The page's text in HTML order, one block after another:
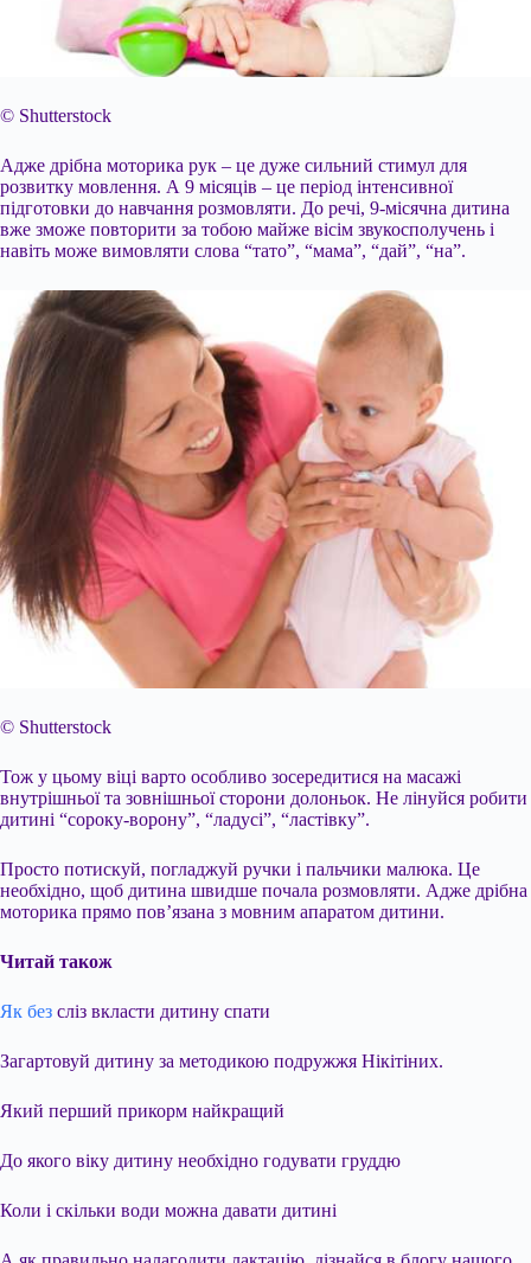
© Shutterstock
Адже дрібна моторика рук – це дуже сильний стимул для
розвитку мовлення. А 9 місяців – це період інтенсивної
підготовки до навчання розмовляти. До речі, 9-місячна дитина
вже зможе повторити за тобою майже вісім звукосполучень і
навіть може вимовляти слова “тато”, “мама”, “дай”, “на”.
© Shutterstock
Тож у цьому віці варто особливо зосередитися на масажі
внутрішньої та зовнішньої сторони долоньок. Не лінуйся робити
дитині “сороку-ворону”, “ладусі”, “ластівку”.
Просто потискуй, погладжуй ручки і пальчики малюка. Це
необхідно, щоб дитина швидше почала розмовляти. Адже дрібна
моторика прямо пов’язана з мовним апаратом дитини.
Читай також
Як без сліз вкласти дитину спати
Загартовуй дитину за методикою подружжя Нікітіних.
Який перший прикорм найкращий
До якого віку дитину необхідно годувати груддю
Коли і скільки води можна давати дитині